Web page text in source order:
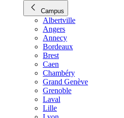
Campus
Albertville
Angers
Annecy
Bordeaux
Brest
Caen
Chambéry
Grand Genève
Grenoble
Laval
Lille